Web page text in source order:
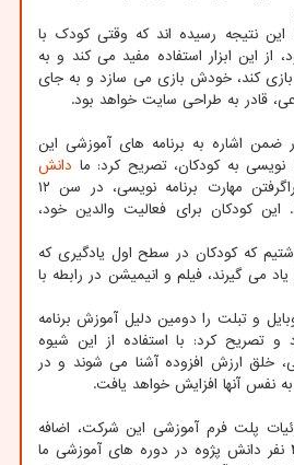
این نتیجه رسیده اند که وقتی کودک با
از این ابزار استفاده مفید می کند و به
کند، خودش بازی می سازد و به جای
قادر به طراحی سایت خواهد بود.
ضمن اشاره به برنامه های آموزشی این
به کودکان، تصریح کرد: ما دانش
آموختگانی داریم که با فراگرفتن مهارت برنامه نویسی، در سن ۱۲
این کودکان برای فعالیت والدین خود،
که کودکان در سطح اول یادگیری که
می گیرند، فیلم و انیمیشن در رابطه با
و تبلت را دومین دلیل آموزش برنامه
و تصریح کرد: با استفاده از این شیوه
خلق ارزش افزوده آشنا می شوند و در
نفس آنها افزایش خواهد یافت.
پلت فرم آموزشی این شرکت، اضافه
کرد: تابحال ۱۳ هزار و ۴۰۰ نفر دانش پژوه در دوره های آموزشی ما